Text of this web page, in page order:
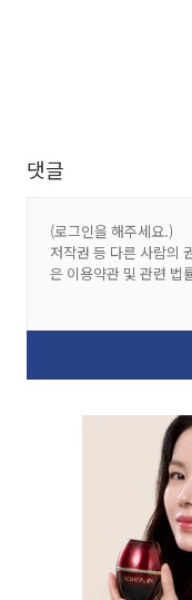
댓글